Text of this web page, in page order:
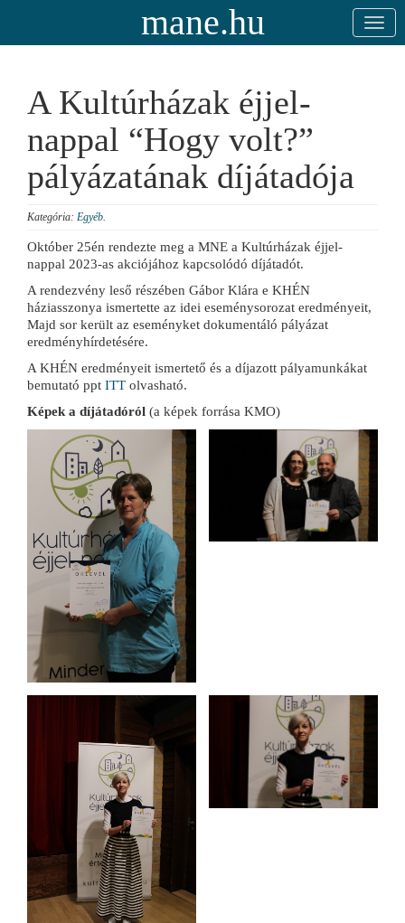
mane.hu
A Kultúrházak éjjel-
nappal “Hogy volt?”
pályázatának díjátadója
Kategória: Egyéb.
Október 25én rendezte meg a MNE a Kultúrházak éjjel-
nappal 2023-as akciójához kapcsolódó díjátadót.
A rendezvény leső részében Gábor Klára e KHÉN
háziasszonya ismertette az idei eseménysorozat eredményeit,
Majd sor került az eseményket dokumentáló pályázat
eredményhírdetésére.
A KHÉN eredményeit ismertető és a díjazott pályamunkákat
bemutató ppt ITT olvasható.
Képek a díjátadóról (a képek forrása KMO)